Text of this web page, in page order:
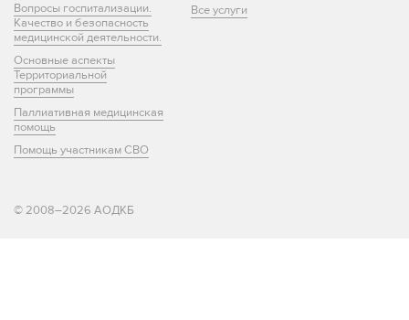
Вопросы госпитализации.
Качество и безопасность
медицинской деятельности.
Основные аспекты
Территориальной
программы
Паллиативная медицинская
помощь
Помощь участникам СВО
Все услуги
© 2008–2026 АОДКБ